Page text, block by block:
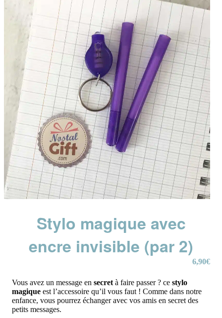
Stylo magique avec
encre invisible (par 2)
6,90€
Vous avez un message en secret à faire passer ? ce stylo
magique est l’accessoire qu’il vous faut ! Comme dans notre
enfance, vous pourrez échanger avec vos amis en secret des
petits messages.